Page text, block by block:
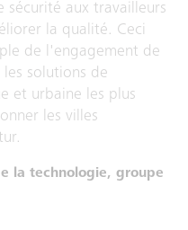
sécurité aux travailleurs
la qualité. Ceci
de l'engagement de
solutions de
et urbaine les plus
les villes
la technologie, groupe